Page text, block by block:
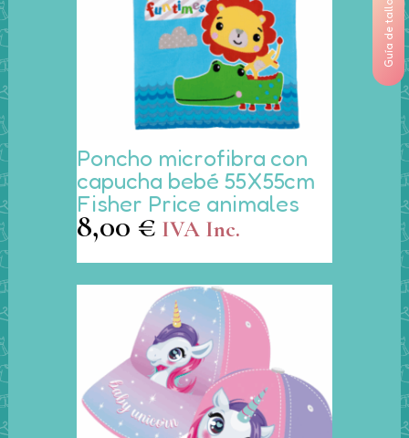
Guía de tallas
página
producto
Este
producto
tiene
múltiples
variantes.
Las
opciones
pueden
elegir
en
la
página
Poncho microfibra con
capucha bebé 55X55cm
Fisher Price animales
8,00 € IVA Inc.